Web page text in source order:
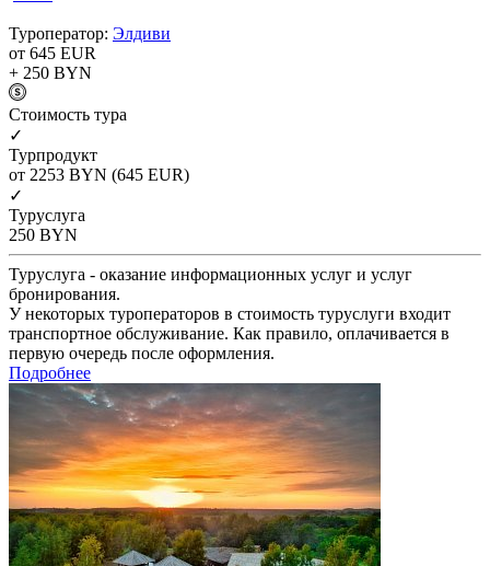
Туроператор: Элдиви
от 645 EUR
+ 250 BYN
Cтоимость тура
✓
Турпродукт
от 2253 BYN (645 EUR)
✓
Туруслуга
250 BYN
Туруслуга - оказание информационных услуг и услуг
бронирования.
У некоторых туроператоров в стоимость туруслуги входит
транспортное обслуживание. Как правило, оплачивается в
первую очередь после оформления.
Подробнее